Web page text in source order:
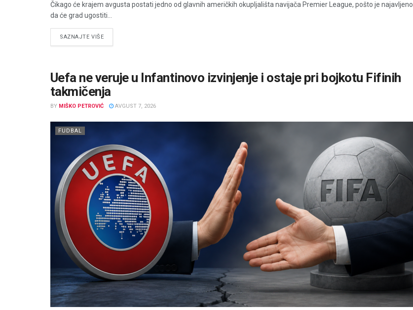
Čikago će krajem avgusta postati jedno od glavnih američkih okupljališta navijača Premier League, pošto je najavljeno
da će grad ugostiti...
SAZNAJTE VIŠEDETAILS
Uefa ne veruje u Infantinovo izvinjenje i ostaje pri bojkotu Fifinih
takmičenja
BY MIŠKO PETROVIĆ AVGUST 7, 2026
FUDBAL